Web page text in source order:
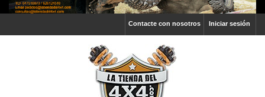
Iniciar sesión
Contacte con nosotros